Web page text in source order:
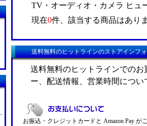
TV・オーディオ・カメラ ヒュ
現在0件、該当する商品はあり
送料無料のヒットラインのストアインフ
送料無料のヒットラインでの
ー、配送情報、営業時間につ
お振込・クレジットカードと Amazon Pay が